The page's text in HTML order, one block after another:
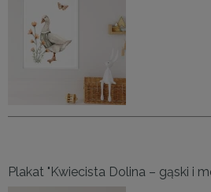
Plakat "Kwiecista Dolina – gąski i